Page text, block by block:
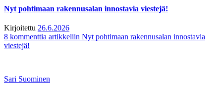
Nyt pohtimaan rakennusalan innostavia viestejä!
Kirjoitettu 26.6.2026
8 kommenttia artikkeliin Nyt pohtimaan rakennusalan innostavia
viestejä!
Sari Suominen